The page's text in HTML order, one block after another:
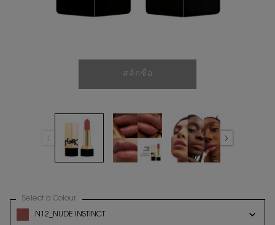
สลักชื่อ
N12_NUDE INSTINCT
Select a Colour for ลิปสติก ROUGE PUR COUTURE